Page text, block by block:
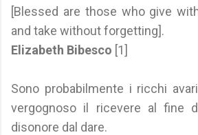
[Blessed are those who give
and take without forgetting].
Elizabeth Bibesco [1]
Sono probabilmente i ricchi
vergognoso il ricevere al fine
disonore dal dare.